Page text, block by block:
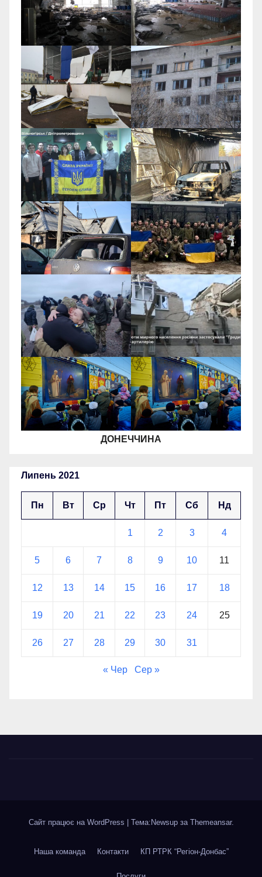
ДОНЕЧЧИНА
Липень 2021
Пн Вт Ср Чт Пт Сб Нд
1 2 3 4
5 6 7 8 9 10 11
12 13 14 15 16 17 18
19 20 21 22 23 24 25
26 27 28 29 30 31
« Чер Сер »
Сайт працює на WordPress Тема:Newsup за Themeansar.
Наша команда Контакти КП РТРК “Регіон-Донбас”